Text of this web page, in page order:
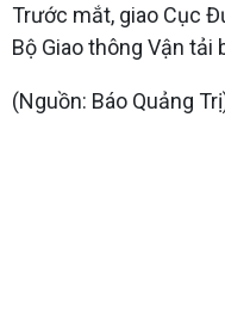
Trước mắt, giao Cục
Bộ Giao thông Vận tải
(Nguồn: Báo Quảng